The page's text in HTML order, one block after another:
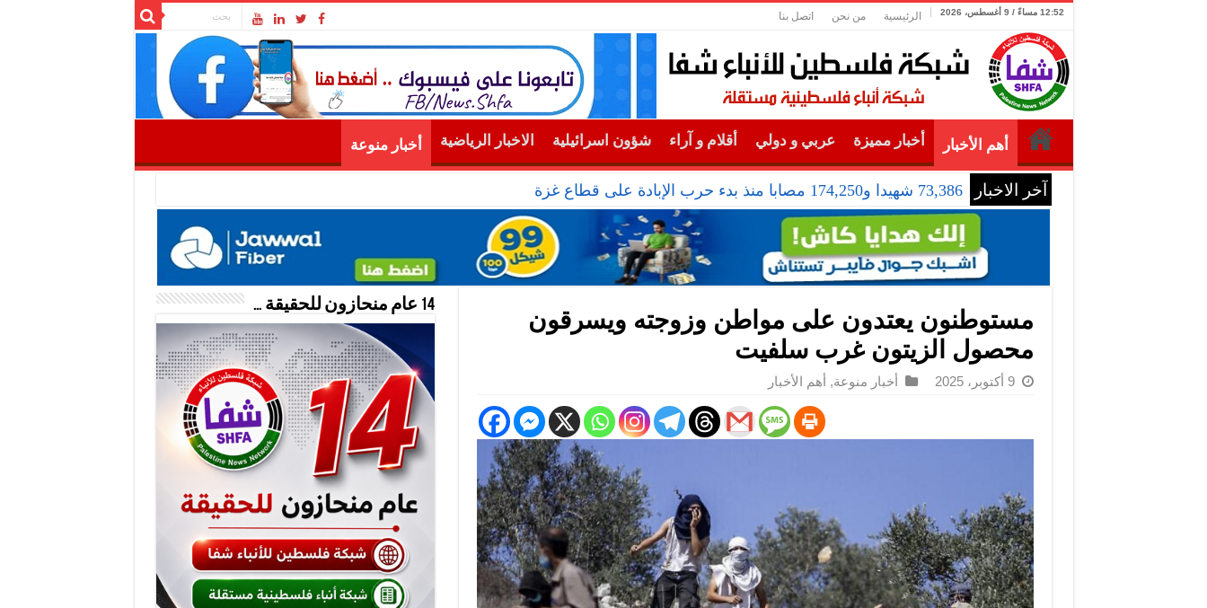
12:52 مساءً / 9 أغسطس، 2026 الرئيسية من نحن اتصل بنا
أهم الأخبار أخبار مميزة عربي و دولي أقلام و آراء شؤون اسرائيلية الاخبار الرياضية أخبار منوعة
آخر الاخبار 73,386 شهيدا و174,250 مصابا منذ بدء حرب الإبادة على قطاع غزة
مستوطنون يعتدون على مواطن وزوجته ويسرقون
محصول الزيتون غرب سلفيت
9 أكتوبر، 2025 أخبار منوعة, أهم الأخبار
14 عام منحازون للحقيقة …